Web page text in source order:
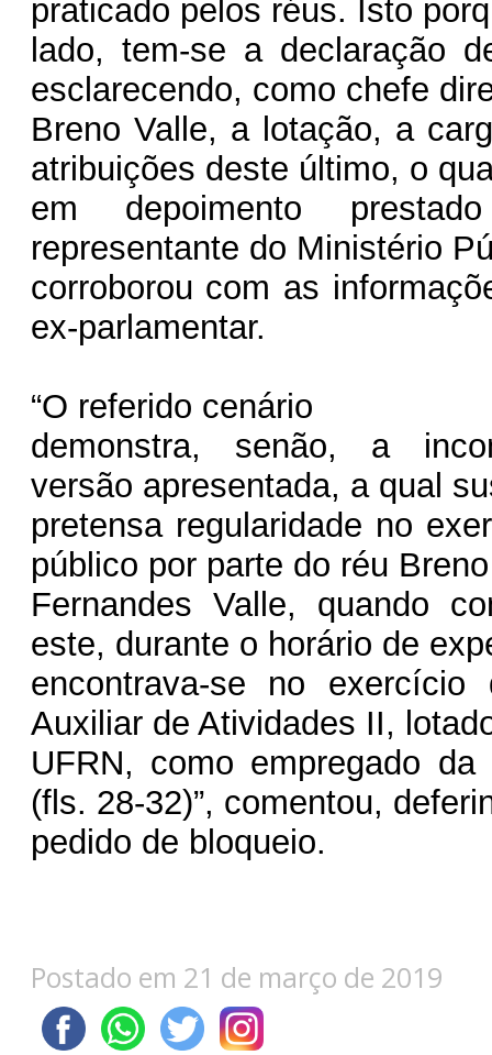
praticado pelos réus. Isto
lado, tem-se a declaração
esclarecendo, como chefe
Breno Valle, a lotação, a
atribuições deste último, o
em depoimento
representante do Ministério
corroborou com as
ex-parlamentar.
“O referido cenário
demonstra, senão, a
versão apresentada, a qual
pretensa regularidade no
público por parte do réu Breno
Fernandes Valle, quando
este, durante o horário de
encontrava-se no
Auxiliar de Atividades II,
UFRN, como empregado da
(fls. 28-32)”, comentou,
pedido de bloqueio.
Postado em 21 de março de 2019